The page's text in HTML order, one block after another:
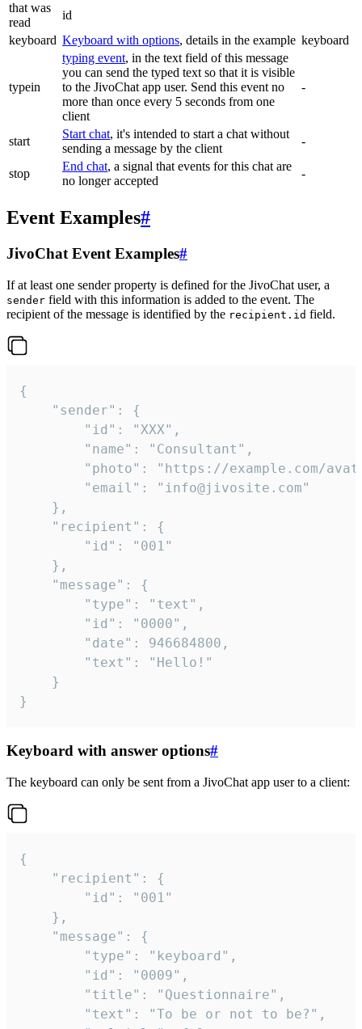
that was
read
id
keyboard Keyboard with options, details in the example keyboard
typein
typing event, in the text field of this message
you can send the typed text so that it is visible
to the JivoChat app user. Send this event no
more than once every 5 seconds from one
client
-
start
Start chat, it's intended to start a chat without
sending a message by the client
-
stop
End chat, a signal that events for this chat are
no longer accepted
-
Event Examples#
JivoChat Event Examples#
If at least one sender property is defined for the JivoChat user, a
sender field with this information is added to the event. The
recipient of the message is identified by the recipient.id field.
{
}
Keyboard with answer options#
The keyboard can only be sent from a JivoChat app user to a client:
{